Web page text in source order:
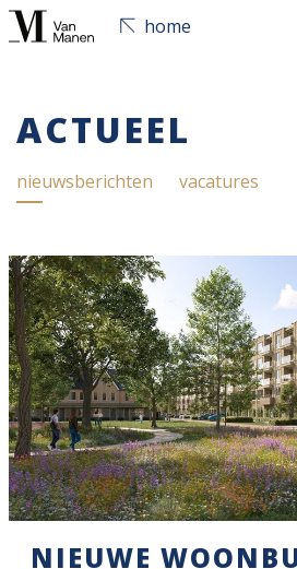
home
ACTUEEL
nieuwsberichten vacatures
NIEUWE